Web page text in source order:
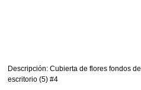
Descripción: Cubierta de flores fondos de
escritorio (5) #4